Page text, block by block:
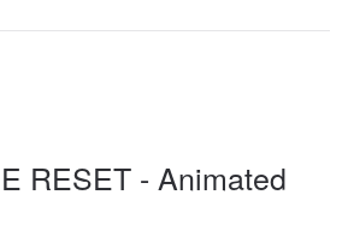
RESET - Animated